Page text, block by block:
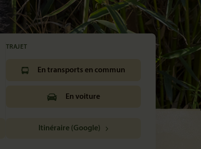
TRAJET
En transports en commun
En voiture
Itinéraire (Google)